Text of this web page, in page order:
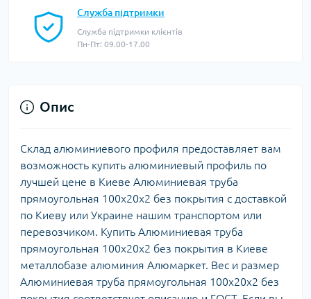
Служба підтримки
Служба підтримки клієнтів
Пн-Пт: 09.00-17.00
Опис
Склад алюминиевого профиля предоставляет вам
возможность купить алюминиевый профиль по
лучшей цене в Киеве Алюминиевая труба
прямоугольная 100х20х2 без покрытия с доставкой
по Киеву или Украине нашим транспортом или
перевозчиком. Купить Алюминиевая труба
прямоугольная 100х20х2 без покрытия в Киеве
металлобазе алюминия Алюмаркет. Вес и размер
Алюминиевая труба прямоугольная 100х20х2 без